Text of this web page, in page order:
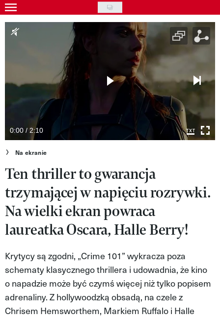
Skip
to
main
Wydarzenia
Piosenka
VIVA!MODA
VIVA!MAN
VIVA!PEOPLE POWER
VIVA!ITAKA
MAGAZYN VIVA!
0:00 / 2:10
Na ekranie
Ten thriller to gwarancja
trzymającej w napięciu rozrywki.
Na wielki ekran powraca
laureatka Oscara, Halle Berry!
Krytycy są zgodni, „Crime 101” wykracza poza
schematy klasycznego thrillera i udowadnia, że kino
o napadzie może być czymś więcej niż tylko popisem
adrenaliny. Z hollywoodzką obsadą, na czele z
Chrisem Hemsworthem, Markiem Ruffalo i Halle